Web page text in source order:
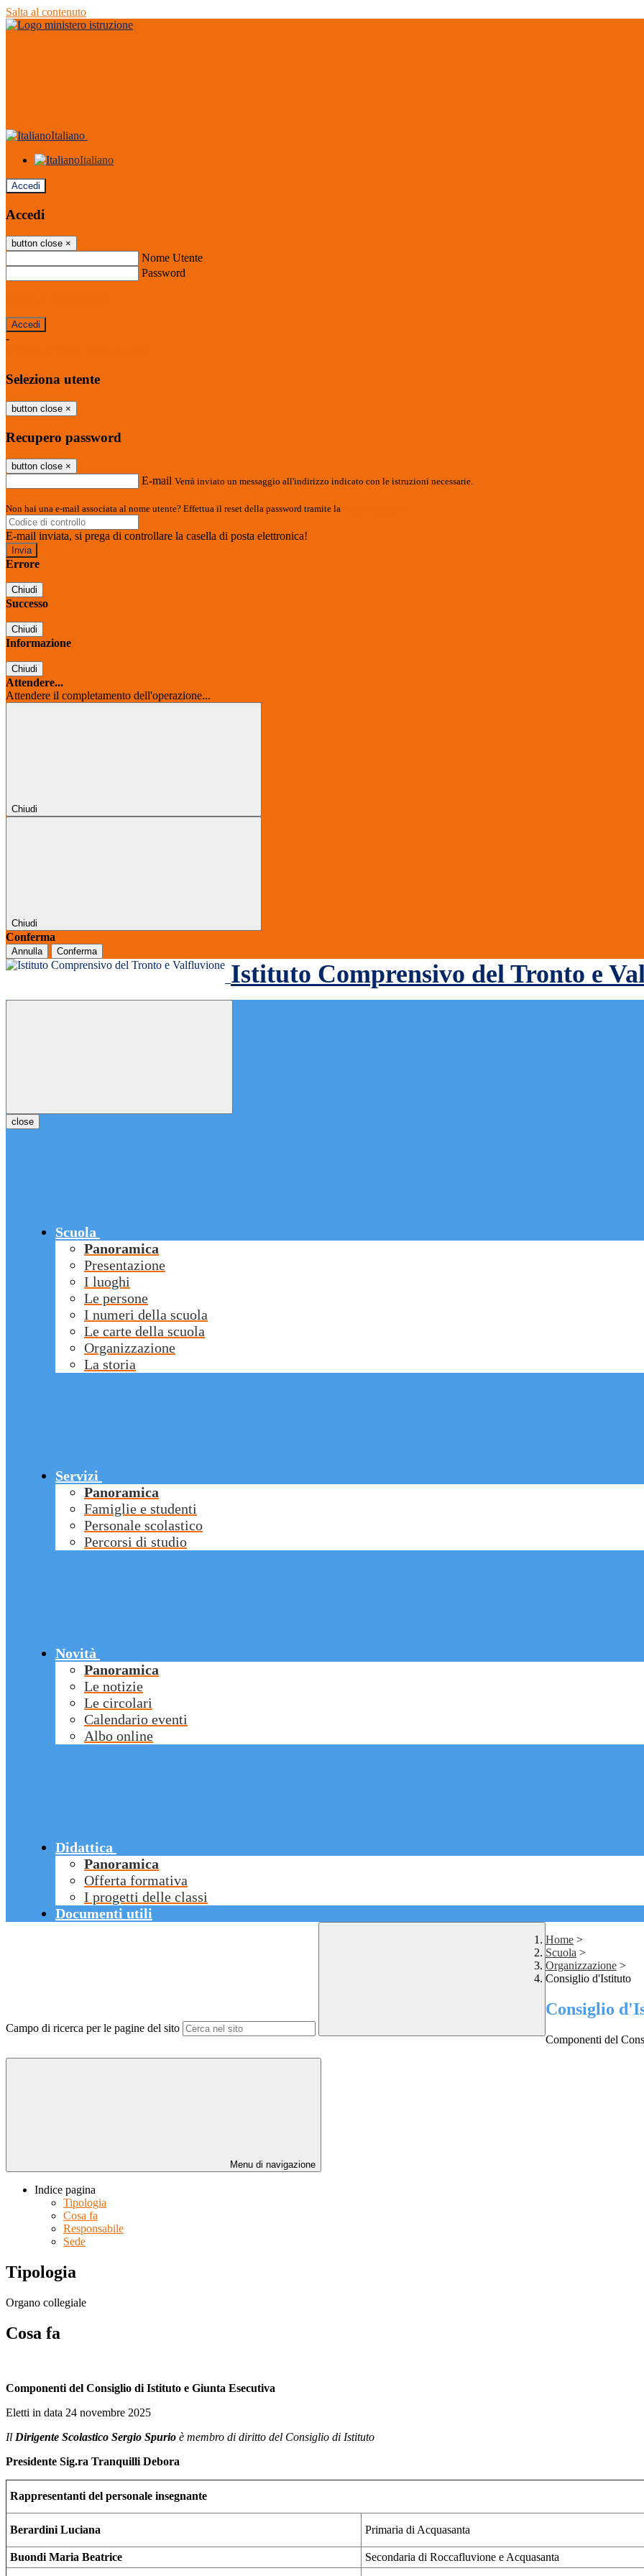
Salta al contenuto
Italiano
Italiano
Accedi
Accedi
button close ×
Nome Utente
Password
-
Seleziona utente
button close ×
Recupero password
button close ×
E-mail Verrà inviato un messaggio all'indirizzo indicato con le istruzioni necessarie.
Non hai una e-mail associata al nome utente? Effettua il reset della password tramite la
E-mail inviata, si prega di controllare la casella di posta elettronica!
Errore
Chiudi
Successo
Chiudi
Informazione
Chiudi
Attendere...
Attendere il completamento dell'operazione...
Chiudi
Chiudi
Conferma
Annulla Conferma
Istituto Comprensivo del Tronto e
close
Scuola
Panoramica
Presentazione
I luoghi
Le persone
I numeri della scuola
Le carte della scuola
Organizzazione
La storia
Servizi
Panoramica
Famiglie e studenti
Personale scolastico
Percorsi di studio
Novità
Panoramica
Le notizie
Le circolari
Calendario eventi
Albo online
Didattica
Panoramica
Offerta formativa
I progetti delle classi
Documenti utili
Campo di ricerca per le pagine del sito
Home >
Scuola >
Organizzazione >
Consiglio d'Istituto
Consiglio
Componenti del
Menu di navigazione
Indice pagina
Tipologia
Cosa fa
Responsabile
Sede
Tipologia
Organo collegiale
Cosa fa
Componenti del Consiglio di Istituto e Giunta Esecutiva
Eletti in data 24 novembre 2025
Il Dirigente Scolastico Sergio Spurio è membro di diritto del Consiglio di Istituto
Presidente Sig.ra Tranquilli Debora
Rappresentanti del personale insegnante
Berardini Luciana Primaria di Acquasanta
Buondi Maria Beatrice Secondaria di Roccafluvione e Acquasanta